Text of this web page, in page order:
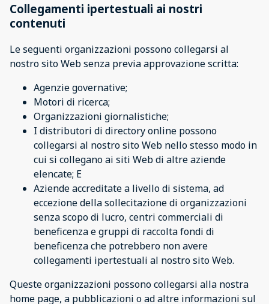
Collegamenti ipertestuali ai nostri
contenuti
Le seguenti organizzazioni possono collegarsi al
nostro sito Web senza previa approvazione scritta:
Agenzie governative;
Motori di ricerca;
Organizzazioni giornalistiche;
I distributori di directory online possono
collegarsi al nostro sito Web nello stesso modo in
cui si collegano ai siti Web di altre aziende
elencate; E
Aziende accreditate a livello di sistema, ad
eccezione della sollecitazione di organizzazioni
senza scopo di lucro, centri commerciali di
beneficenza e gruppi di raccolta fondi di
beneficenza che potrebbero non avere
collegamenti ipertestuali al nostro sito Web.
Queste organizzazioni possono collegarsi alla nostra
home page, a pubblicazioni o ad altre informazioni sul